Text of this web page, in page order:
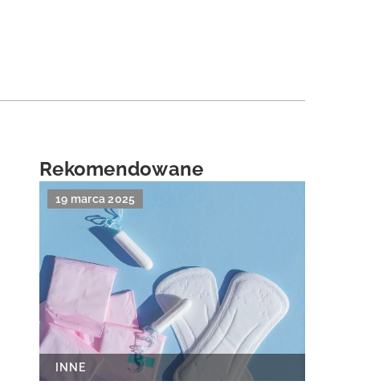
Rekomendowane
19 marca 2025
INNE